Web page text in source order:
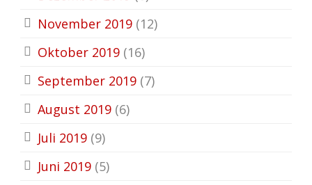
November 2019 (12)
Oktober 2019 (16)
September 2019 (7)
August 2019 (6)
Juli 2019 (9)
Juni 2019 (5)